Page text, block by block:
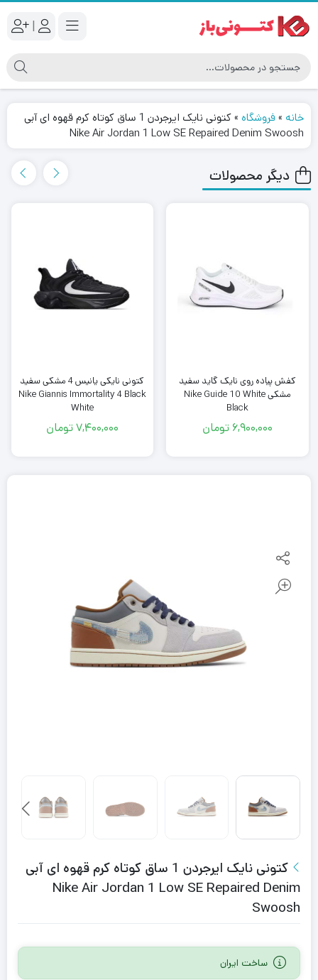
|
خانه »فروشگاه »
کتونی نایک ایرجردن 1 ساق کوتاه کرم قهوه ای آبی
Nike Air Jordan 1 Low SE Repaired Denim Swoosh
دیگر محصولات
کفش پیاده روی نایک گاید سفید
مشکی Nike Guide 10 White
Black
6,900,000 تومان
کتونی نایکی یانیس 4 مشکی سفید
Nike Giannis Immortality 4 Black
White
7,400,000تومان
کتونی نایک ایرجردن 1 ساق کوتاه کرم قهوه ای آبی
Nike Air Jordan 1 Low SE Repaired Denim
Swoosh
ساخت ایران